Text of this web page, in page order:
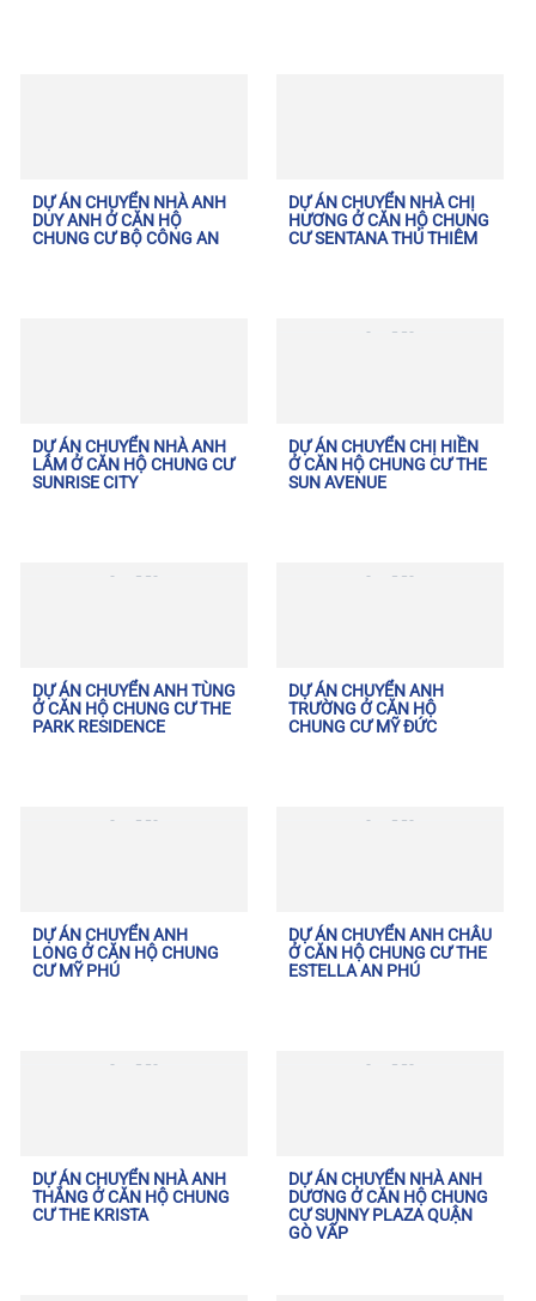
DỰ ÁN CHUYỂN NHÀ ANH
DUY ANH Ở CĂN HỘ
CHUNG CƯ BỘ CÔNG AN
DỰ ÁN CHUYỂN NHÀ CHỊ
HƯƠNG Ở CĂN HỘ CHUNG
CƯ SENTANA THỦ THIÊM
DỰ ÁN CHUYỂN NHÀ ANH
LÂM Ở CĂN HỘ CHUNG CƯ
SUNRISE CITY
DỰ ÁN CHUYỂN CHỊ HIỀN
Ở CĂN HỘ CHUNG CƯ THE
SUN AVENUE
DỰ ÁN CHUYỂN ANH TÙNG
Ở CĂN HỘ CHUNG CƯ THE
PARK RESIDENCE
DỰ ÁN CHUYỂN ANH
TRƯỜNG Ở CĂN HỘ
CHUNG CƯ MỸ ĐỨC
DỰ ÁN CHUYỂN ANH
LONG Ở CĂN HỘ CHUNG
CƯ MỸ PHÚ
DỰ ÁN CHUYỂN ANH CHÂU
Ở CĂN HỘ CHUNG CƯ THE
ESTELLA AN PHÚ
DỰ ÁN CHUYỂN NHÀ ANH
THẮNG Ở CĂN HỘ CHUNG
CƯ THE KRISTA
DỰ ÁN CHUYỂN NHÀ ANH
DƯƠNG Ở CĂN HỘ CHUNG
CƯ SUNNY PLAZA QUẬN
GÒ VẤP